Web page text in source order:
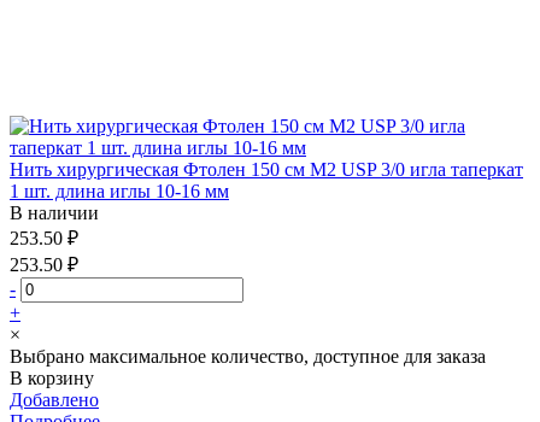
Нить хирургическая Фтолен 150 см М2 USP 3/0 игла таперкат
1 шт. длина иглы 10-16 мм
В наличии
253.50 ₽
253.50 ₽
-
+
×
Выбрано максимальное количество, доступное для заказа
В корзину
Добавлено